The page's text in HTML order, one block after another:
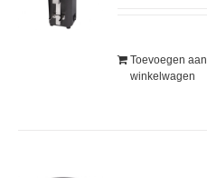
Toevoegen aan
winkelwagen